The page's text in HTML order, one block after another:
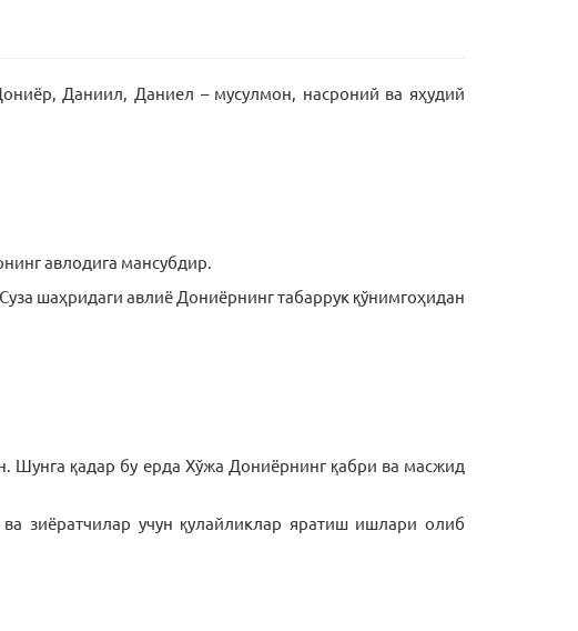
Даниил, Даниел – мусулмон, насроний ва яҳудий
авлодига мансубдир.
шаҳридаги авлиё Дониёрнинг табаррук қўнимгоҳидан
Шунга қадар бу ерда Хўжа Дониёрнинг қабри ва масжид
зиёратчилар учун қулайликлар яратиш ишлари олиб